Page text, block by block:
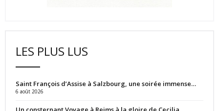
LES PLUS LUS
Saint François d’Assise à Salzbourg, une soirée immense…
6 août 2026